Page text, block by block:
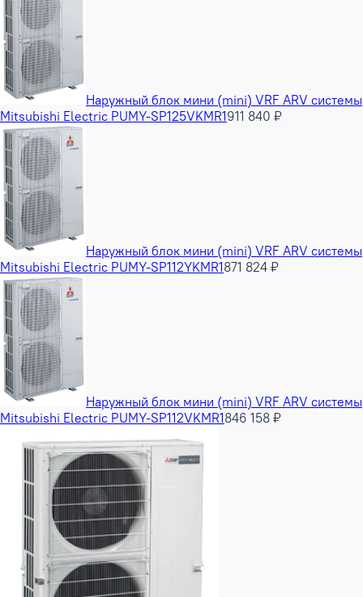
Наружный блок мини (mini) VRF ARV системы
Mitsubishi Electric PUMY-SP125VKMR1911 840 ₽
Наружный блок мини (mini) VRF ARV системы
Mitsubishi Electric PUMY-SP112YKMR1871 824 ₽
Наружный блок мини (mini) VRF ARV системы
Mitsubishi Electric PUMY-SP112VKMR1846 158 ₽